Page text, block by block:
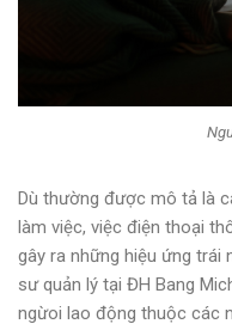
Dù thường được mô tả là
làm việc, việc điện thoại
gây ra những hiệu ứng trái
sư quản lý tại ĐH Bang
ngừoi lao động thuộc các